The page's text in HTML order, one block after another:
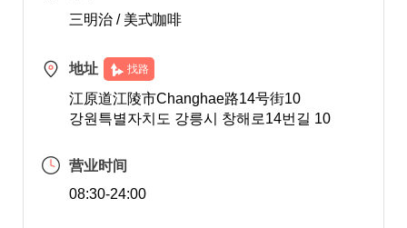
三明治 / 美式咖啡
地址 找路
江原道江陵市Changhae路14号街10
강원특별자치도 강릉시 창해로14번길 10
营业时间
08:30-24:00